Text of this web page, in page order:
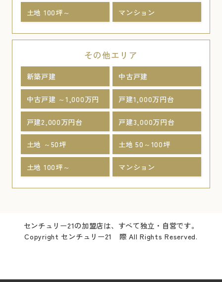
土地 100坪～ マンション
その他エリア
新築戸建 中古戸建
中古戸建 ～1,000万円 戸建1,000万円台
戸建2,000万円台 戸建3,000万円台
土地 ～50坪 土地 50～100坪
土地 100坪～ マンション
センチュリー21の加盟店は、すべて独立・自営です。
Copyright センチュリー21 際 All Rights Reserved.